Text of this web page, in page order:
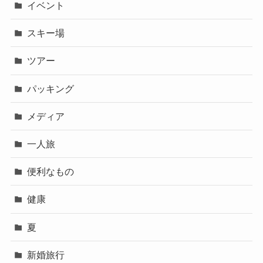
イベント
スキー場
ツアー
パッキング
メディア
一人旅
便利なもの
健康
夏
新婚旅行